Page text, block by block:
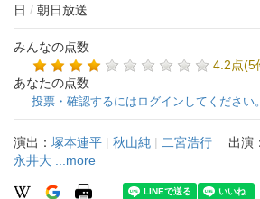
日 / 朝日放送
みんなの点数
4.2点(5
あなたの点数
投票・確認するにはログインしてください。
演出： 塚本連平 | 秋山純 | 二宮浩行 出演：
永井大
...more